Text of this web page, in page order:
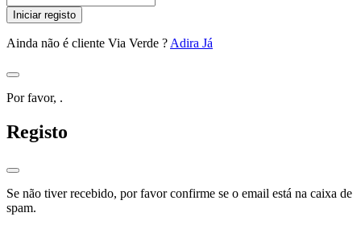
Iniciar registo
Ainda não é cliente Via Verde ? Adira Já
Por favor, .
Registo
Se não tiver recebido, por favor confirme se o email está na caixa de
spam.